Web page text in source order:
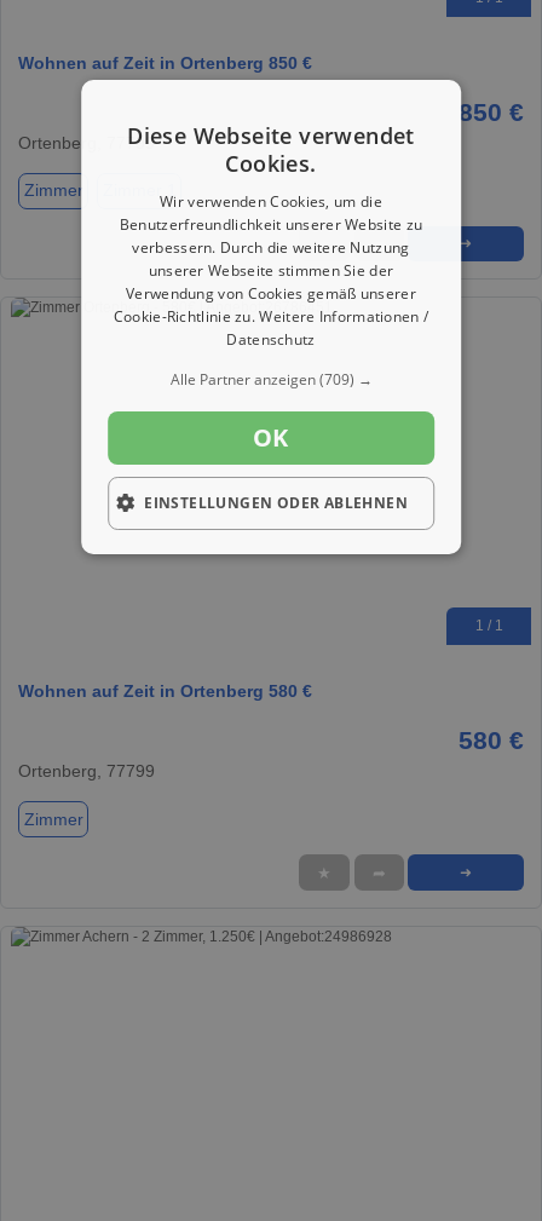
Wohnen auf Zeit in Ortenberg 850 €
850 €
Ortenberg, 77799
Zimmer
★ ➦ ➜
1 / 1
Wohnen auf Zeit in Ortenberg 580 €
580 €
Ortenberg, 77799
Zimmer
★ ➦ ➜
Diese Webseite verwendet
Cookies.
Wir verwenden Cookies, um die
Benutzerfreundlichkeit unserer Website zu
verbessern. Durch die weitere Nutzung
unserer Webseite stimmen Sie der
Verwendung von Cookies gemäß unserer
Cookie-Richtlinie zu.Weitere Informationen /
Datenschutz
Alle Partner anzeigen(709) →
OK
EINSTELLUNGEN ODER ABLEHNEN